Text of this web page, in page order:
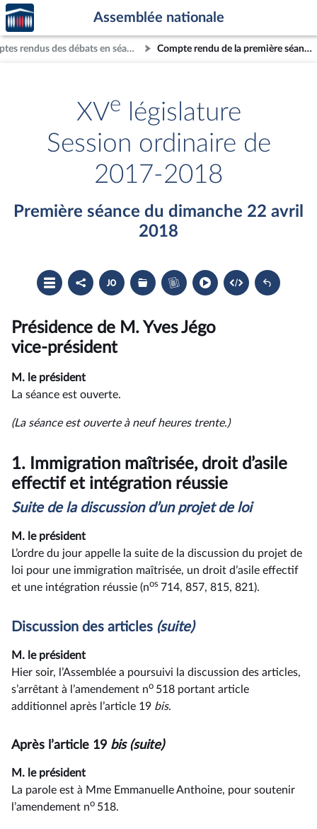
Aller au contenu
Aller en bas de la page
Accèder
à la
page
d'accueil
Assemblée nationale
Comptes rendus des débats en séance Compte rendu de la première séance du dimanche 22 avril 2018
XVe
législature
Session ordinaire de
2017-2018
Première séance du dimanche 22 avril
2018
Ouvrir
le
sommaire
Partager
le
compte
Accéder
au
document
du
compte
rendu
Les
dossiers
législatifs
Accéder
au
cahier
Présidence de M. Yves Jégo
vice-président
M. le président
La séance est ouverte.
(La séance est ouverte à neuf heures trente.)
1. Immigration maîtrisée, droit d’asile
effectif et intégration réussie
Suite de la discussion d’un projet de loi
M. le président
L’ordre du jour appelle la suite de la discussion du projet de
loi pour une immigration maîtrisée, un droit d’asile effectif
et une intégration réussie (nos 714, 857, 815, 821).
Discussion des articles (suite)
M. le président
Hier soir, l’Assemblée a poursuivi la discussion des articles,
s’arrêtant à l’amendement no 518 portant article
additionnel après l’article 19 bis.
Après l’article 19 bis (suite)
M. le président
La parole est à Mme Emmanuelle Anthoine, pour soutenir
l’amendement no 518.